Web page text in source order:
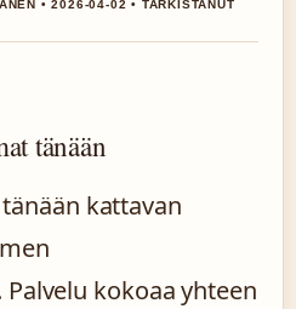
• 2026-04-02 • TARKISTANUT
tänään
kattavan
kokoaa yhteen